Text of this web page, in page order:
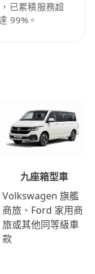
已累積服務超
99%。
九座箱型車
Volkswagen 旗艦
商旅、Ford 家用商
旅或其他同等級車
款